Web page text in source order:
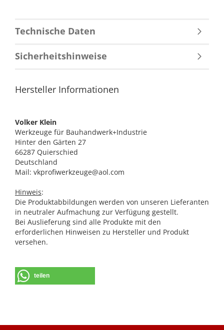
Technische Daten
Sicherheitshinweise
Hersteller Informationen
Volker Klein
Werkzeuge für Bauhandwerk+Industrie
Hinter den Gärten 27
66287 Quierschied
Deutschland
Mail: vkprofiwerkzeuge@aol.com
Hinweis:
Die Produktabbildungen werden von unseren Lieferanten
in neutraler Aufmachung zur Verfügung gestellt.
Bei Auslieferung sind alle Produkte mit den
erforderlichen Hinweisen zu Hersteller und Produkt
versehen.
teilen